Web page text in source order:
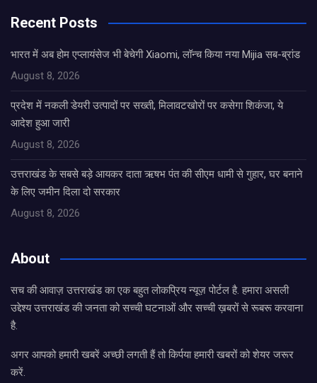
Recent Posts
भारत में अब होम एप्लायंसेज भी बेचेगी Xiaomi, लॉन्च किया नया Mijia सब-ब्रांड
August 8, 2026
प्रदेश में नकली डेयरी उत्पादों पर सख्ती, मिलावटखोरों पर कसेगा शिकंजा, ये
आदेश हुआ जारी
August 8, 2026
उत्तराखंड के सबसे बड़े आयकर दाता ऋषभ पंत की सीएम धामी से गुहार, घर बनाने
के लिए जमीन दिला दो सरकार
August 8, 2026
About
सच की आवाज़ उत्तराखंड का एक बहुत लोकप्रिय न्यूज़ पोर्टल है. हमारा असली
उद्देश्य उत्तराखंड की जनता को सच्ची घटनाओं और सच्ची ख़बरों से रूबरू करवाना
है.
अगर आपको हमारी खबरें अच्छी लगती हैं तो किर्पया हमारी खबरों को शेयर जरूर
करें.